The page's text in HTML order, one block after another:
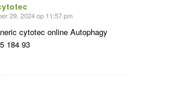
29, 2024 op 11:57 pm
cytotec online Autophagy
184 93